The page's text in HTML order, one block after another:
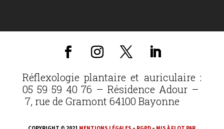
Réflexologie plantaire et auriculaire :
05 59 59 40 76 – Résidence Adour –
7, rue de Gramont 64100 Bayonne